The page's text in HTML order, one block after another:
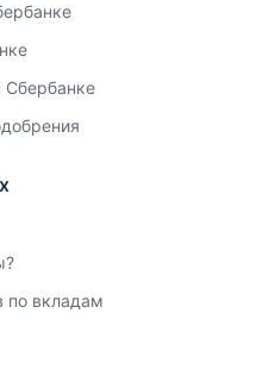
Сбербанке
по вкладам